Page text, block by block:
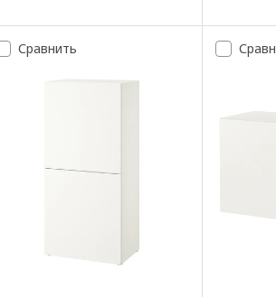
BESTÅ, Стеллаж с дверьми,
BESTÅ, Стеллаж с дверьми,
BESTÅ, Стеллаж с дверьми,
Вариант:
Сравнить